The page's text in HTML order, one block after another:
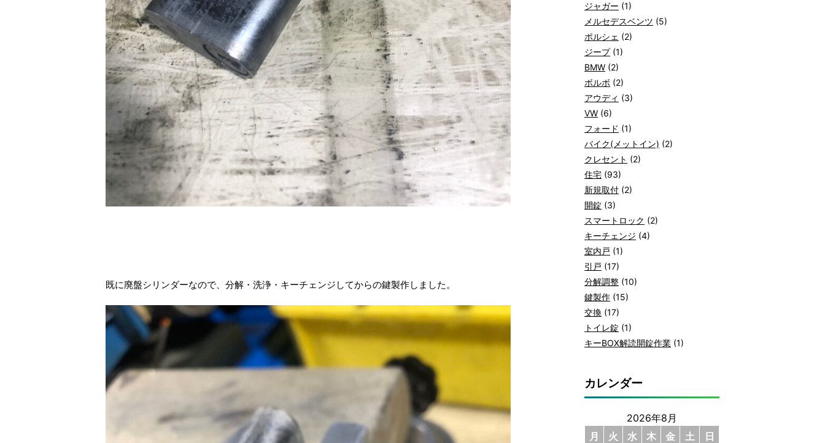
既に廃盤シリンダーなので、分解・洗浄・キーチェンジしてからの鍵製作しました。
ジャガー (1)
メルセデスベンツ (5)
ポルシェ (2)
ジープ(1)
BMW (2)
ボルボ (2)
アウディ (3)
VW (6)
フォード (1)
バイク(メットイン) (2)
クレセント (2)
住宅 (93)
新規取付 (2)
開錠 (3)
スマートロック (2)
キーチェンジ (4)
室内戸 (1)
引戸 (17)
分解調整 (10)
鍵製作 (15)
交換 (17)
トイレ錠 (1)
キーBOX解読開錠作業 (1)
カレンダー
2026年8月
月
火 水 木 金 土
日